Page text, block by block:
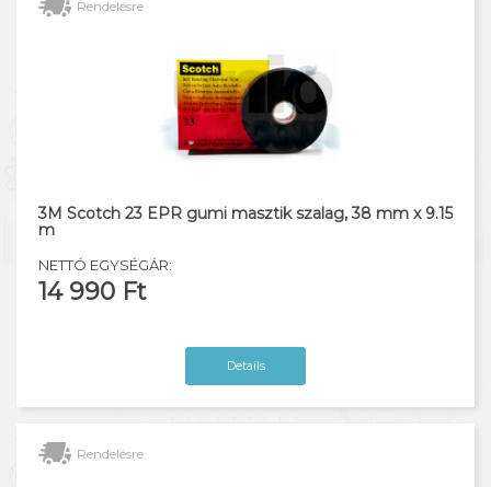
Rendelésre
3M Scotch 23 EPR gumi masztik szalag, 38 mm x 9.15
m
NETTÓ EGYSÉGÁR:
14 990 Ft
Details
Rendelésre